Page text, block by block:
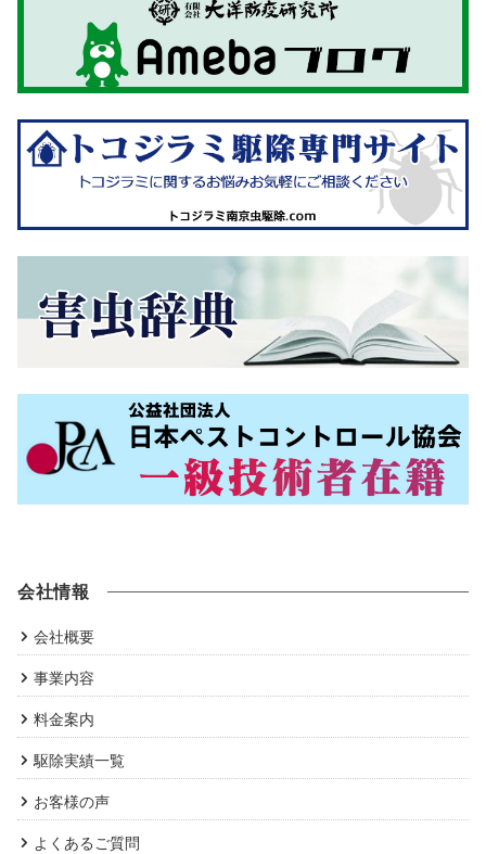
会社情報
会社概要
事業内容
料金案内
駆除実績一覧
お客様の声
よくあるご質問